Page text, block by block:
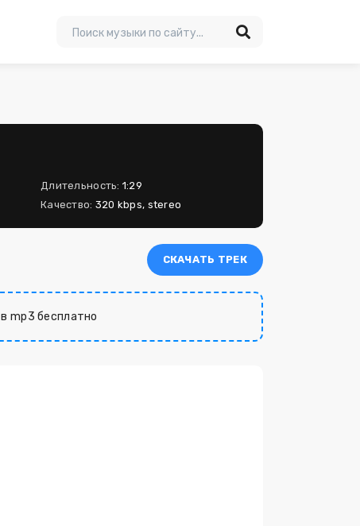
Длительность: 1:29
Качество: 320 kbps, stereo
СКАЧАТЬ ТРЕК
в mp3 бесплатно